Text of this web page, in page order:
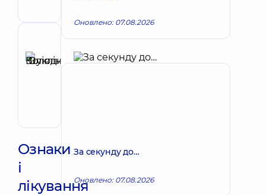
Рецензент
Шукліна
Ознаки
і
лікування
Оновлено: 07.08.2026
За секунду до…
Оновлено: 07.08.2026